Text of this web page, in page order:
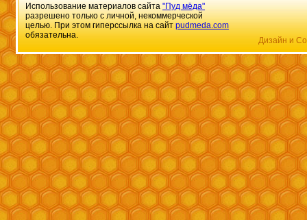
Использование материалов сайта"Пуд мёда"
разрешено только с личной, некоммерческой
целью. При этом гиперссылка на сайтpudmeda.com
обязательна.
Дизайн и